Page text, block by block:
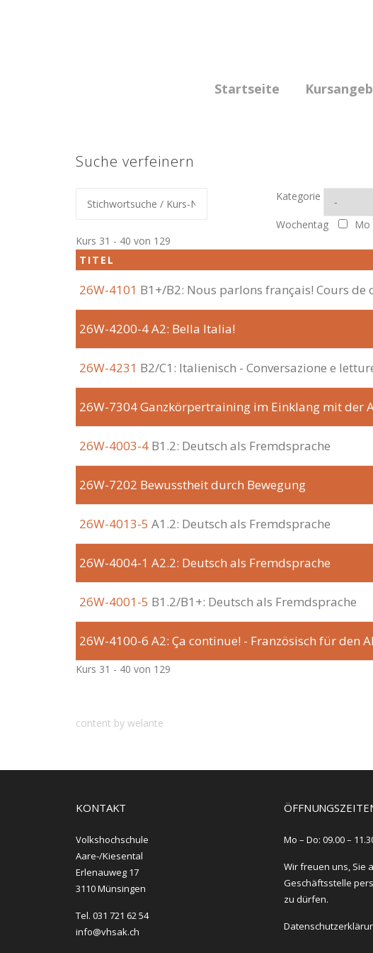
Startseite
Suche verfeinern
Kategorie
Wochentag Mo
Kurs 31 - 40 von 129
TITEL
26W-4101 B1+/B2: Nous parlons français! Cours de
26W-4200-4A2: Bella Italia!
26W-4231 B2/C1: Italienisch - Conversazione e
26W-7304Ganzkörpertraining im Einklang mit der
26W-4003-4 B1.2: Deutsch als Fremdsprache
26W-7202 Bewusstheit durch Bewegung
26W-4013-5 A1.2: Deutsch als Fremdsprache
26W-4004-1 A2.2: Deutsch als Fremdsprache
26W-4001-5 B1.2/B1+: Deutsch als Fremdsprache
26W-4100-6 A2: Ça continue! - Französisch für den
Kurs 31 - 40 von 129
content by welante
KONTAKT
Volkshochschule
Aare-/Kiesental
Erlenauweg 17
3110 Münsingen
Tel. 031 721 62 54
info@vhsak.ch
Mo – Do: 09.00 –
Wir freuen uns, Sie
Geschäftsstelle
zu dürfen.